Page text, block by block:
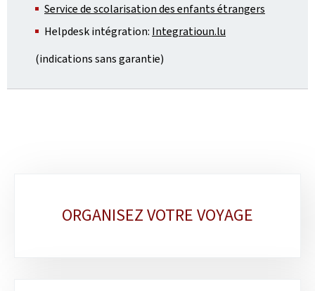
Service de scolarisation des enfants étrangers
Helpdesk intégration: Integratioun.lu
(indications sans garantie)
rubriquesORGANISEZ VOTRE VOYAGE